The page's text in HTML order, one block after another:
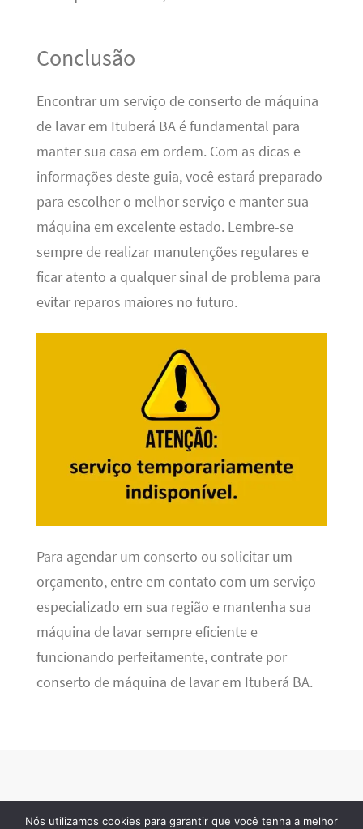
Conclusão
Encontrar um serviço de conserto de máquina
de lavar em Ituberá BA é fundamental para
manter sua casa em ordem. Com as dicas e
informações deste guia, você estará preparado
para escolher o melhor serviço e manter sua
máquina em excelente estado. Lembre-se
sempre de realizar manutenções regulares e
ficar atento a qualquer sinal de problema para
evitar reparos maiores no futuro.
Para agendar um conserto ou solicitar um
orçamento, entre em contato com um serviço
especializado em sua região e mantenha sua
máquina de lavar sempre eficiente e
funcionando perfeitamente, contrate por
conserto de máquina de lavar em Ituberá BA.
Nós utilizamos cookies para garantir que você tenha a melhor